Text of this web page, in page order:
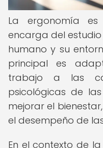
La ergonomía
encarga del
humano y su
principal es
trabajo a las
psicológicas de
mejorar el
el desempeño de
En el contexto de